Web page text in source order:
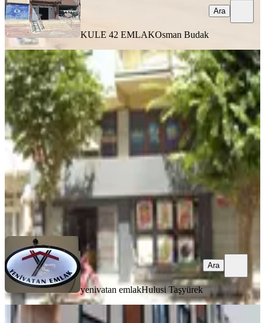
KULE 42 EMLAKOsman Budak
Ara
YENİ
Sivrihisar-1 Caddesinde Çift Cepheli
Asma Katlı Dükkan
Eskişehir, Tepebaşı
1 Oda· Bahçe katı· 08.08.2026
40.000 ₺
yenivatan emlakHulusi Taşyürek
yenivatan emlakHulusi Taşyürek
Ara
YENİ